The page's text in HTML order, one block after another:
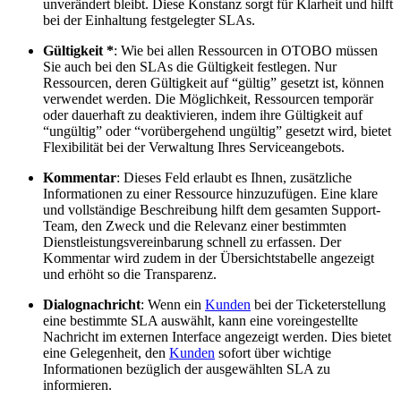
unverändert bleibt. Diese Konstanz sorgt für Klarheit und hilft
bei der Einhaltung festgelegter SLAs.
Gültigkeit *: Wie bei allen Ressourcen in OTOBO müssen
Sie auch bei den SLAs die Gültigkeit festlegen. Nur
Ressourcen, deren Gültigkeit auf “gültig” gesetzt ist, können
verwendet werden. Die Möglichkeit, Ressourcen temporär
oder dauerhaft zu deaktivieren, indem ihre Gültigkeit auf
“ungültig” oder “vorübergehend ungültig” gesetzt wird, bietet
Flexibilität bei der Verwaltung Ihres Serviceangebots.
Kommentar: Dieses Feld erlaubt es Ihnen, zusätzliche
Informationen zu einer Ressource hinzuzufügen. Eine klare
und vollständige Beschreibung hilft dem gesamten Support-
Team, den Zweck und die Relevanz einer bestimmten
Dienstleistungsvereinbarung schnell zu erfassen. Der
Kommentar wird zudem in der Übersichtstabelle angezeigt
und erhöht so die Transparenz.
Dialognachricht: Wenn ein Kunden bei der Ticketerstellung
eine bestimmte SLA auswählt, kann eine voreingestellte
Nachricht im externen Interface angezeigt werden. Dies bietet
eine Gelegenheit, den Kunden sofort über wichtige
Informationen bezüglich der ausgewählten SLA zu
informieren.